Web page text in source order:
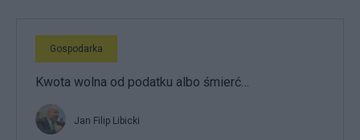
Gospodarka
Kwota wolna od podatku albo śmierć…
Jan Filip Libicki